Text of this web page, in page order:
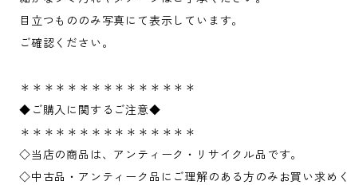
目立つもののみ写真にて表示しています。
ご確認ください。
＊＊＊＊＊＊＊＊＊＊＊＊＊＊＊
◆ご購入に関するご注意◆
＊＊＊＊＊＊＊＊＊＊＊＊＊＊＊
◇当店の商品は、アンティーク・リサイクル品です。
◇中古品・アンティーク品にご理解のある方のみお買い求めく